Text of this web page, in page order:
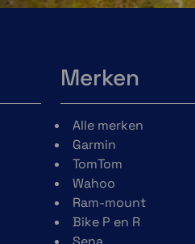
Merken
Alle merken
Garmin
TomTom
Wahoo
Ram-mount
Bike P en R